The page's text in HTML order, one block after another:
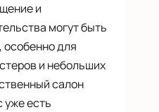
и
могут быть
особенно для
и небольших
салон
уже есть